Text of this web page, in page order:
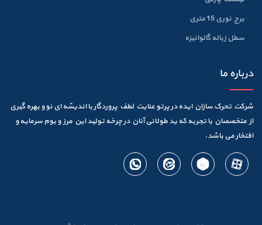
برج نوری 15 متری
سطل زباله گالوانيزه
درباره ما
شرکت تحرک سازان ایده در پرتو عنایت لطف پروردگار با اندیشه ای نو و بهره گیری
از متخصصان با تجربه که ید طولانی آنان در چرخه تولید این مرز و بوم سرمایه و
افتخار می باشد.